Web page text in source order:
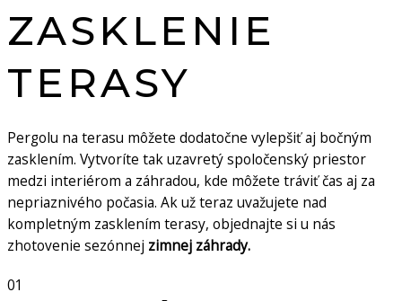
ZASKLENIE
TERASY
Pergolu na terasu môžete dodatočne vylepšiť aj bočným
zasklením. Vytvoríte tak uzavretý spoločenský priestor
medzi interiérom a záhradou, kde môžete tráviť čas aj za
nepriaznivého počasia. Ak už teraz uvažujete nad
kompletným zasklením terasy, objednajte si u nás
zhotovenie sezónnej zimnej záhrady.
01